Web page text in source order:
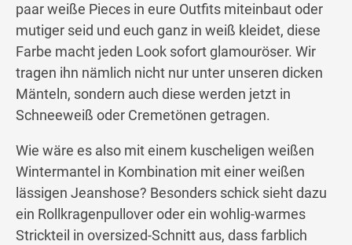
paar weiße Pieces in eure Outfits miteinbaut oder
mutiger seid und euch ganz in weiß kleidet, diese
Farbe macht jeden Look sofort glamouröser. Wir
tragen ihn nämlich nicht nur unter unseren dicken
Mänteln, sondern auch diese werden jetzt in
Schneeweiß oder Cremetönen getragen.
Wie wäre es also mit einem kuscheligen weißen
Wintermantel in Kombination mit einer weißen
lässigen Jeanshose? Besonders schick sieht dazu
ein Rollkragenpullover oder ein wohlig-warmes
Strickteil in oversized-Schnitt aus, dass farblich